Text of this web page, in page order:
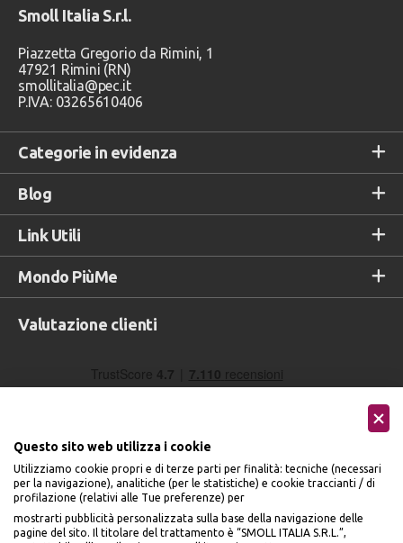
Categorie in evidenza
Blog
Link Utili
Mondo PiùMe
Smoll Italia S.r.l.
Piazzetta Gregorio da Rimini, 1
47921 Rimini (RN)
smollitalia@pec.it
P.IVA: 03265610406
Valutazione clienti
Seguici sui social
Questo sito web utilizza i cookie
Utilizziamo cookie propri e di terze parti per finalità: tecniche (necessari
per la navigazione), analitiche (per le statistiche) e cookie traccianti / di
profilazione (relativi alle Tue preferenze) per
mostrarti pubblicità personalizzata sulla base della navigazione delle
pagine del sito. Il titolare del trattamento è “SMOLL ITALIA S.R.L.”,